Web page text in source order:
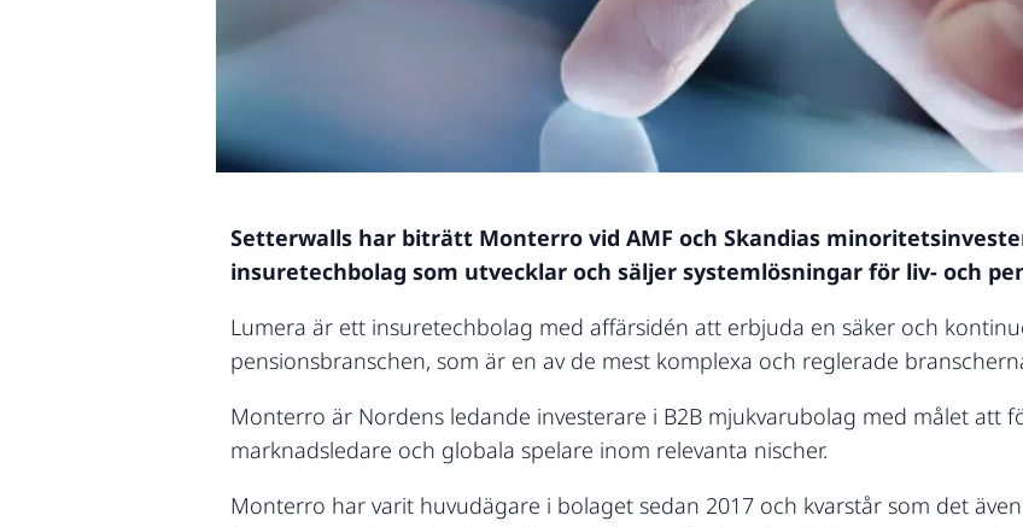
Setterwalls har biträtt Monterro vid AMF och Skandias
insuretechbolag som utvecklar och säljer systemlösningar för liv- och
Lumera är ett insuretechbolag med affärsidén att erbjuda en säker och
pensionsbranschen, som är en av de mest komplexa och reglerade
Monterro är Nordens ledande investerare i B2B mjukvarubolag med målet att
marknadsledare och globala spelare inom relevanta nischer.
Monterro har varit huvudägare i bolaget sedan 2017 och kvarstår som det